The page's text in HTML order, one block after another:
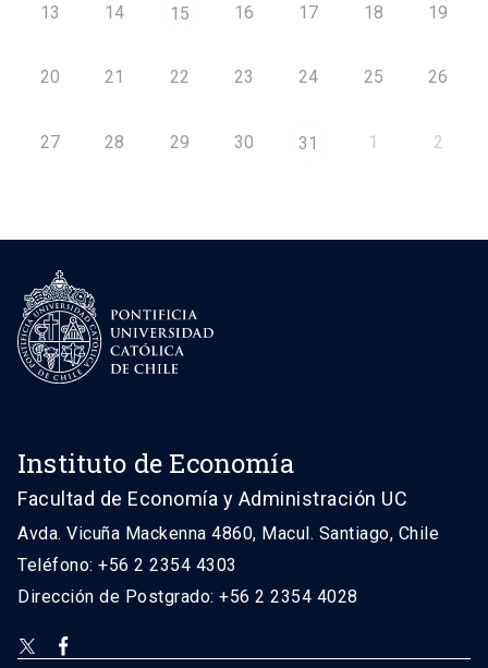
13 14 15 16 17 18 19
20 21 22 23 24 25 26
27 28 29 30 31 1 2
Instituto de Economía
Facultad de Economía y Administración UC
Avda. Vicuña Mackenna 4860, Macul. Santiago, Chile
Teléfono: +56 2 2354 4303
Dirección de Postgrado: +56 2 2354 4028